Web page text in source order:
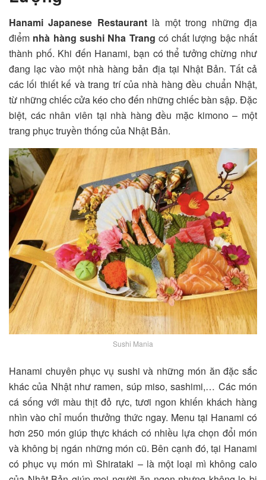
Hanami Japanese Restaurantlà một trong những địa
điểm nhà hàng sushi Nha Trang có chất lượng bậc nhất
thành phố. Khi đến Hanami, bạn có thể tưởng chừng như
đang lạc vào một nhà hàng bản địa tại Nhật Bản. Tất cả
các lối thiết kế và trang trí của nhà hàng đều chuẩn Nhật,
từ những chiếc cửa kéo cho đến những chiếc bàn sập. Đặc
biệt, các nhân viên tại nhà hàng đều mặc kimono – một
trang phục truyền thống của Nhật Bản.
Sushi Mania
Hanami chuyên phục vụ sushi và những món ăn đặc sắc
khác của Nhật như ramen, súp miso, sashimi,… Các món
cá sống với màu thịt đỏ rực, tươi ngon khiến khách hàng
nhìn vào chỉ muốn thưởng thức ngay. Menu tại Hanami có
hơn 250 món giúp thực khách có nhiều lựa chọn đổi món
và không bị ngán những món cũ. Bên cạnh đó, tại Hanami
có phục vụ món mì Shirataki – là một loại mì không calo